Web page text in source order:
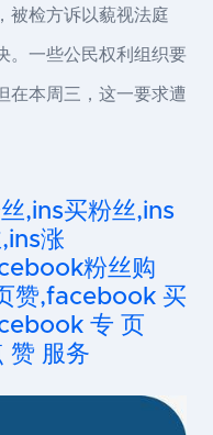
被检方诉以藐视法庭
。一些公民权利组织要
在本周三，这一要求遭
,ins买粉丝,ins
涨
粉丝购
赞,facebook 买
专 页
赞 服务